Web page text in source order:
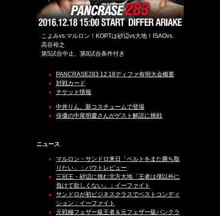
こよみvs.マルロン！KOPTは砂辺vs大地！ISAOvs.
高谷裕之
第5試合中止、第8試合条件付き
PANCRASE283 12.18ディファ有明大会概要
対戦カード
チケット情報
中井りん、新コスチュームで登場
俳優の中尾明慶さんがゲスト解説に挑戦
ニュース
マルロン・サンドロ来日「ベルトをまた勝ち取
りたい」：バウトレビュー
三冠王・砂辺に挑む北方大地「王者は僕以外に
負けて欲しくない」：イーファイト
サンドロが初ビジネスクラスでベストコンディ
ション：イーファイト
元戦極フェザー級王者＆元フェザー級パンクラ